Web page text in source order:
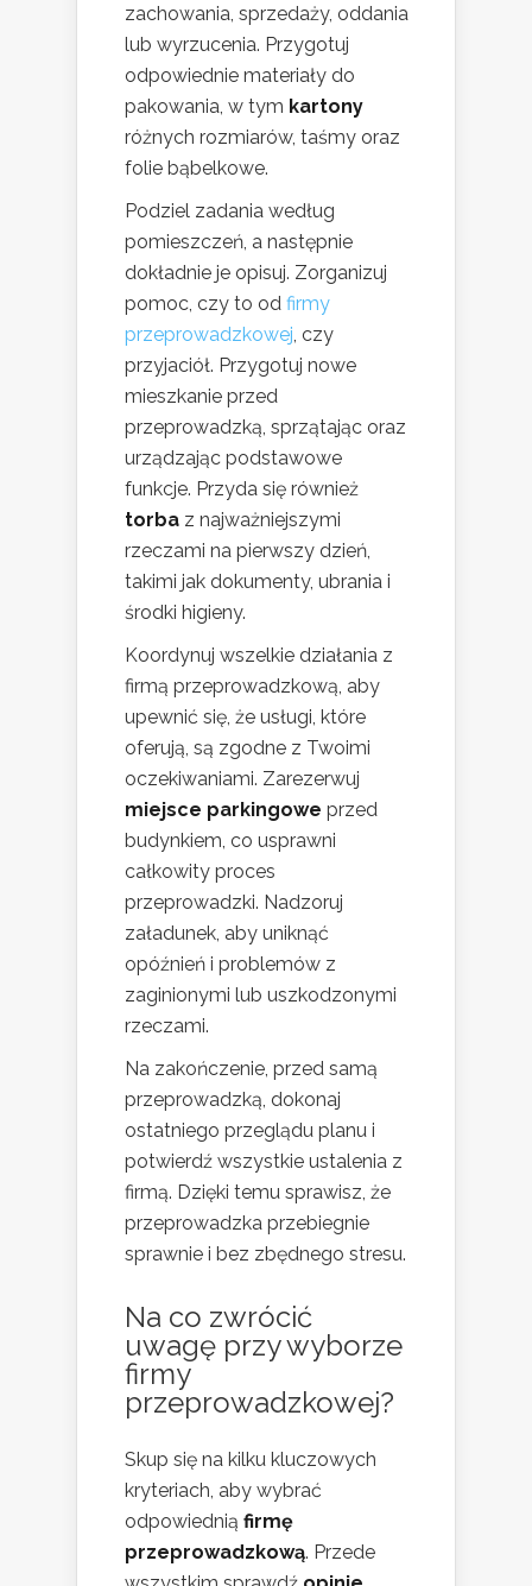
zachowania, sprzedaży, oddania
lub wyrzucenia. Przygotuj
odpowiednie materiały do
pakowania, w tym kartony
różnych rozmiarów, taśmy oraz
folie bąbelkowe.
Podziel zadania według
pomieszczeń, a następnie
dokładnie je opisuj. Zorganizuj
pomoc, czy to od firmy
przeprowadzkowej, czy
przyjaciół. Przygotuj nowe
mieszkanie przed
przeprowadzką, sprzątając oraz
urządzając podstawowe
funkcje. Przyda się również
torba z najważniejszymi
rzeczami na pierwszy dzień,
takimi jak dokumenty, ubrania i
środki higieny.
Koordynuj wszelkie działania z
firmą przeprowadzkową, aby
upewnić się, że usługi, które
oferują, są zgodne z Twoimi
oczekiwaniami. Zarezerwuj
miejsce parkingowe przed
budynkiem, co usprawni
całkowity proces
przeprowadzki. Nadzoruj
załadunek, aby uniknąć
opóźnień i problemów z
zaginionymi lub uszkodzonymi
rzeczami.
Na zakończenie, przed samą
przeprowadzką, dokonaj
ostatniego przeglądu planu i
potwierdź wszystkie ustalenia z
firmą. Dzięki temu sprawisz, że
przeprowadzka przebiegnie
sprawnie i bez zbędnego stresu.
Na co zwrócić
uwagę przy wyborze
firmy
przeprowadzkowej?
Skup się na kilku kluczowych
kryteriach, aby wybrać
odpowiednią firmę
przeprowadzkową. Przede